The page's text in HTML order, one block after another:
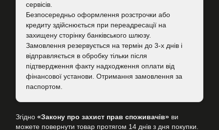
сервісів.
Безпосередньо оформлення розстрочки або
кредиту здійснюється при переадресації на
захищену сторінку банківського шлюзу.
Замовлення резервується на термін до 3-х днів і
відправляється в обробку тільки після
підтвердження факту надходження оплати від
фінансової установи. Отримання замовлення за
паспортом.
Згідно «Закону про захист прав споживачів» ви
можете повернути товар протягом 14 днів з дня покупки.